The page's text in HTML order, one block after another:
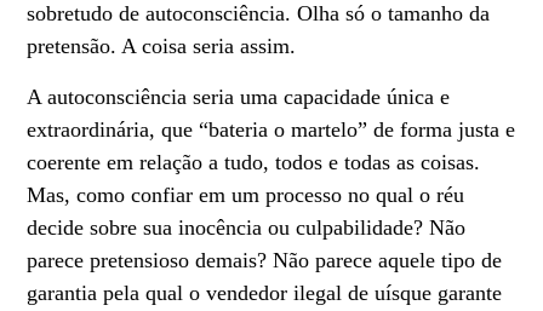
sobretudo de autoconsciência. Olha só o tamanho da
pretensão. A coisa seria assim.
A autoconsciência seria uma capacidade única e
extraordinária, que “bateria o martelo” de forma justa e
coerente em relação a tudo, todos e todas as coisas.
Mas, como confiar em um processo no qual o réu
decide sobre sua inocência ou culpabilidade? Não
parece pretensioso demais? Não parece aquele tipo de
garantia pela qual o vendedor ilegal de uísque garante